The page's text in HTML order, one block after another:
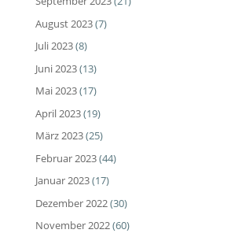
August 2023(7)
Juli 2023(8)
Juni 2023(13)
Mai 2023(17)
April 2023(19)
März 2023(25)
Februar 2023(44)
Januar 2023(17)
Dezember 2022(30)
November 2022(60)